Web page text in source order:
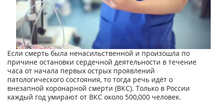
Если смерть была ненасильственной и произошла по
причине остановки сердечной деятельности в течение
часа от начала первых острых проявлений
патологического состояния, то тогда речь идёт о
внезапной коронарной смерти (ВКС). Только в России
каждый год умирают от ВКС около 500,000 человек.